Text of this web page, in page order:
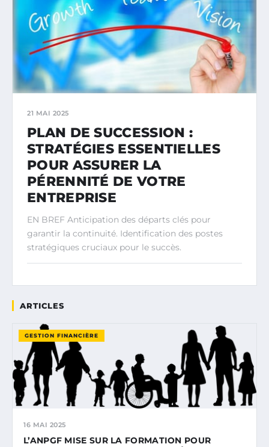
21 MAI 2025
PLAN DE SUCCESSION :
STRATÉGIES ESSENTIELLES
POUR ASSURER LA
PÉRENNITÉ DE VOTRE
ENTREPRISE
EN BREF Anticipation des départs clés pour
garantir la continuité. Identification des postes
stratégiques cruciaux pour le succès.
ARTICLES
GESTION FINANCIÈRE
16 MAI 2025
L’ANPGF MISE SUR LA FORMATION POUR